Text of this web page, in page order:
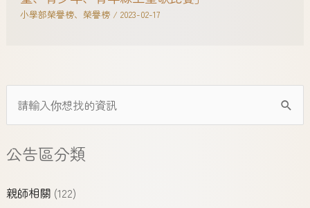
公告區分類
親師相關(122)
小學部榮譽榜、 榮譽榜/ 2023-02-17